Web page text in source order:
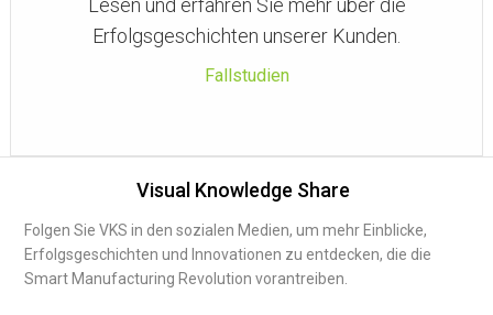
Lesen und erfahren Sie mehr uber die
Erfolgsgeschichten unserer Kunden.
Fallstudien
Visual Knowledge Share
Folgen Sie VKS in den sozialen Medien, um mehr Einblicke,
Erfolgsgeschichten und Innovationen zu entdecken, die die
Smart Manufacturing Revolution vorantreiben.